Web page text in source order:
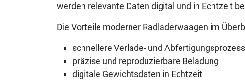
werden relevante Daten digital und in Echtzeit
Die Vorteile moderner Radladerwaagen im
schnellere Verlade- und
präzise und reproduzierbare Beladung
digitale Gewichtsdaten in Echtzeit